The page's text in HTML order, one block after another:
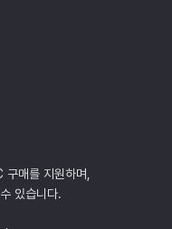
매를 지원하며,
있습니다.